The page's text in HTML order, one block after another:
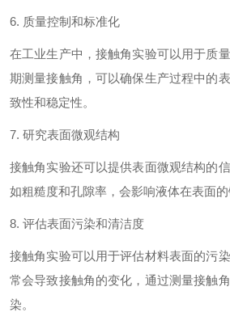
6. 质量控制和标准化
在工业生产中，接触角实验可以用于质
期测量接触角，可以确保生产过程中的
致性和稳定性。
7. 研究表面微观结构
接触角实验还可以提供表面微观结构的
如粗糙度和孔隙率，会影响液体在表面的
8. 评估表面污染和清洁度
接触角实验可以用于评估材料表面的污
常会导致接触角的变化，通过测量接触
染。